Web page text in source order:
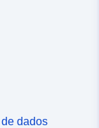
dados